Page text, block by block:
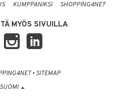
KUMPPANIKSI SHOPPING4NET
MYÖS SIVUILLA
• SITEMAP
SUOMI